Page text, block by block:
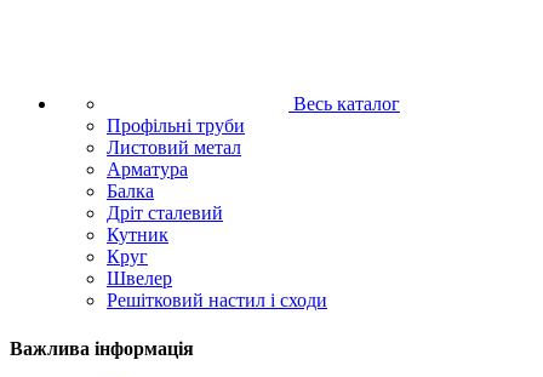
Весь каталог
Профільні труби
Листовий метал
Арматура
Балка
Дріт сталевий
Кутник
Круг
Швелер
Решітковий настил і сходи
Важлива інформація